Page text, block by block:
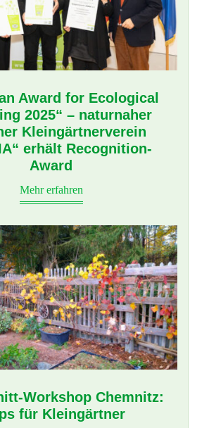
Award for Ecological
2025“ – naturnaher
Kleingärtnerverein
erhält Recognition-
Award
Mehr erfahren
Workshop Chemnitz:
für Kleingärtner